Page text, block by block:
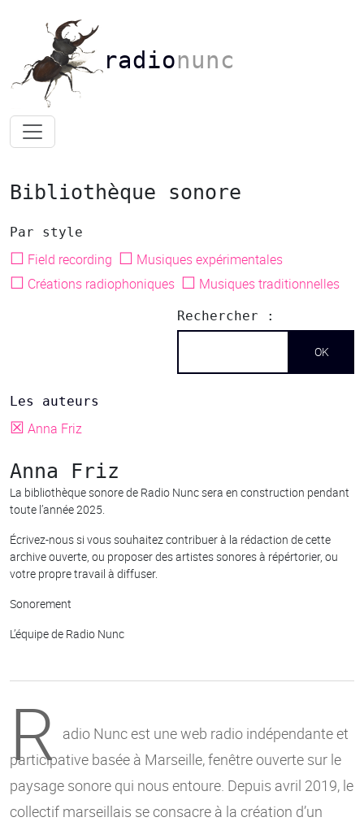
radionunc
Bibliothèque sonore
Par style
☐ Field recording ☐ Musiques expérimentales
☐ Créations radiophoniques ☐ Musiques traditionnelles
Rechercher :
Les auteurs
☒ Anna Friz
Anna Friz
La bibliothèque sonore de Radio Nunc sera en construction pendant
toute l’année 2025.
Écrivez-nous si vous souhaitez contribuer à la rédaction de cette
archive ouverte, ou proposer des artistes sonores à répértorier, ou
votre propre travail à diffuser.
Sonorement
L’équipe de Radio Nunc
R adio Nunc est une web radio indépendante et
participative basée à Marseille, fenêtre ouverte sur le
paysage sonore qui nous entoure. Depuis avril 2019, le
collectif marseillais se consacre à la création d’un